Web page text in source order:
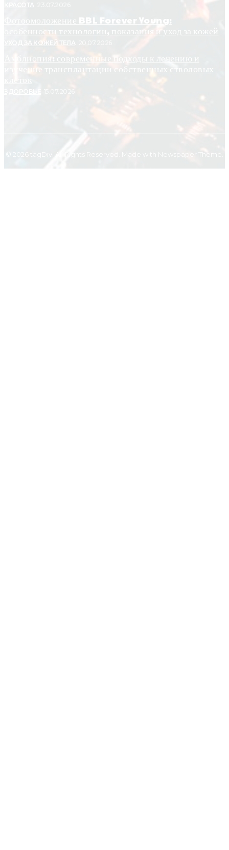
КРАСОТА
Фотоомоложение BBL Forever Young:
особенности технологии, показания и уход за кожей
УХОД ЗА КОЖЕЙ ТЕЛА
Амблиопия: современные подходы к лечению и
изучение трансплантации собственных стволовых
клеток
ЗДОРОВЬЕ
© 2026 tagDiv. All Rights Reserved. Made with Newspaper Theme.